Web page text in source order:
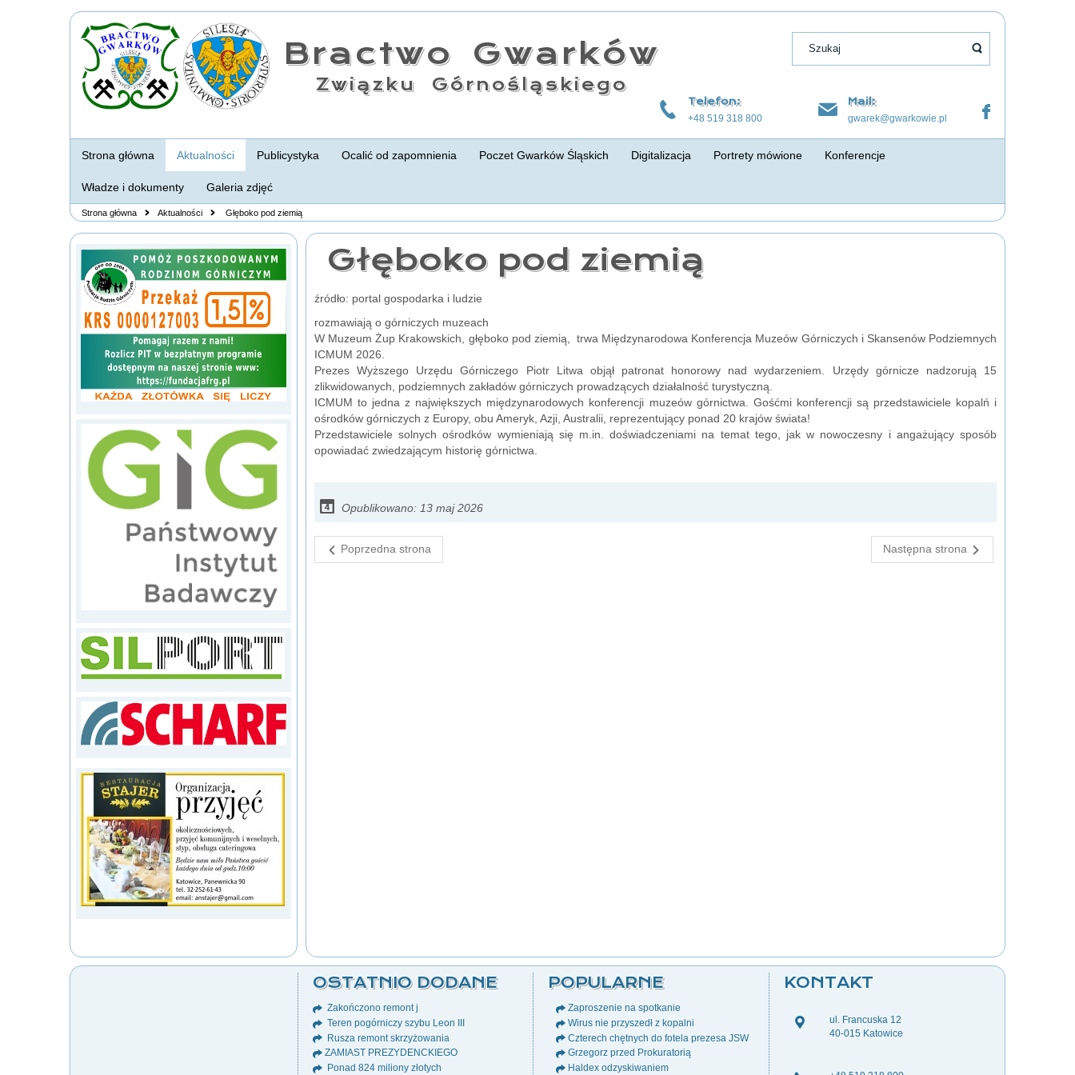
Bractwo Gwarków
Związku Górnośląskiego
Telefon:
+48 519 318 800
Mail:
gwarek@gwarkowie.pl
Strona główna Aktualności Publicystyka Ocalić od zapomnienia Poczet Gwarków Śląskich Digitalizacja Portrety mówione Konferencje
Władze i dokumenty Galeria zdjęć
Strona główna Aktualności Głęboko pod ziemią
Głęboko pod ziemią
źródło: portal gospodarka i ludzie
rozmawiają o górniczych muzeach
W Muzeum Żup Krakowskich, głęboko pod ziemią, trwa Międzynarodowa Konferencja Muzeów Górniczych i Skansenów Podziemnych
ICMUM 2026.
Prezes Wyższego Urzędu Górniczego Piotr Litwa objął patronat honorowy nad wydarzeniem. Urzędy górnicze nadzorują 15
zlikwidowanych, podziemnych zakładów górniczych prowadzących działalność turystyczną.
ICMUM to jedna z największych międzynarodowych konferencji muzeów górnictwa. Gośćmi konferencji są przedstawiciele kopalń i
ośrodków górniczych z Europy, obu Ameryk, Azji, Australii, reprezentujący ponad 20 krajów świata!
Przedstawiciele solnych ośrodków wymieniają się m.in. doświadczeniami na temat tego, jak w nowoczesny i angażujący sposób
opowiadać zwiedzającym historię górnictwa.
Opublikowano: 13 maj 2026
Poprzedna strona Następna strona
OSTATNIO DODANE
Zakończono remont j
Teren pogórniczy szybu Leon III
Rusza remont skrzyżowania
ZAMIAST PREZYDENCKIEGO
Ponad 824 miliony złotych
POPULARNE
Zaproszenie na spotkanie
Wirus nie przyszedł z kopalni
Czterech chętnych do fotela prezesa JSW
Grzegorz przed Prokuratorią
Haldex odzyskiwaniem
KONTAKT
ul. Francuska 12
40-015 Katowice